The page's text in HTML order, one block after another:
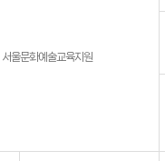
서울문화예술교육지원